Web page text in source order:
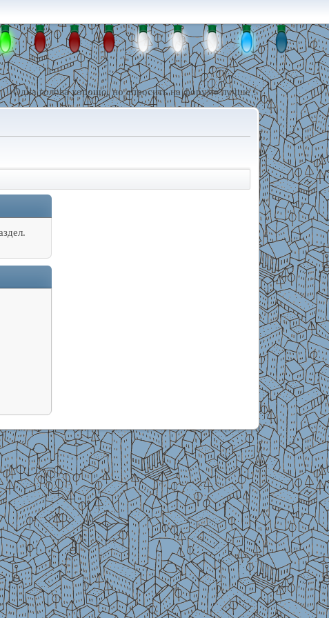
Одна голова хорошо, но спросить на форуме лучше !